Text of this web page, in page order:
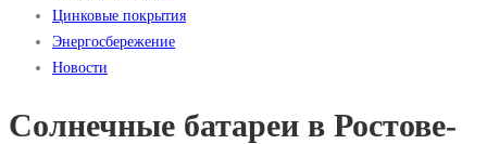
Цинковые покрытия
Энергосбережение
Новости
Солнечные батареи в Ростове-